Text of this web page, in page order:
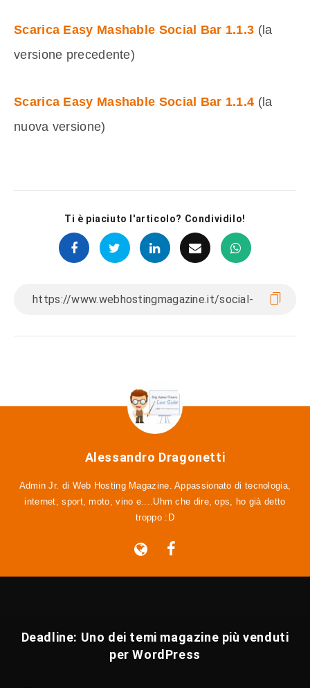
Scarica Easy Mashable Social Bar 1.1.3 (la
versione precedente)
Scarica Easy Mashable Social Bar 1.1.4 (la
nuova versione)
Ti è piaciuto l'articolo? Condividilo!
Alessandro Dragonetti
Admin Jr. di Web Hosting Magazine. Appassionato di tecnologia,
internet, sport, moto, vino e....Uhm che dire, ops, ho già detto
troppo :D
Deadline: Uno dei temi magazine più venduti
per WordPress